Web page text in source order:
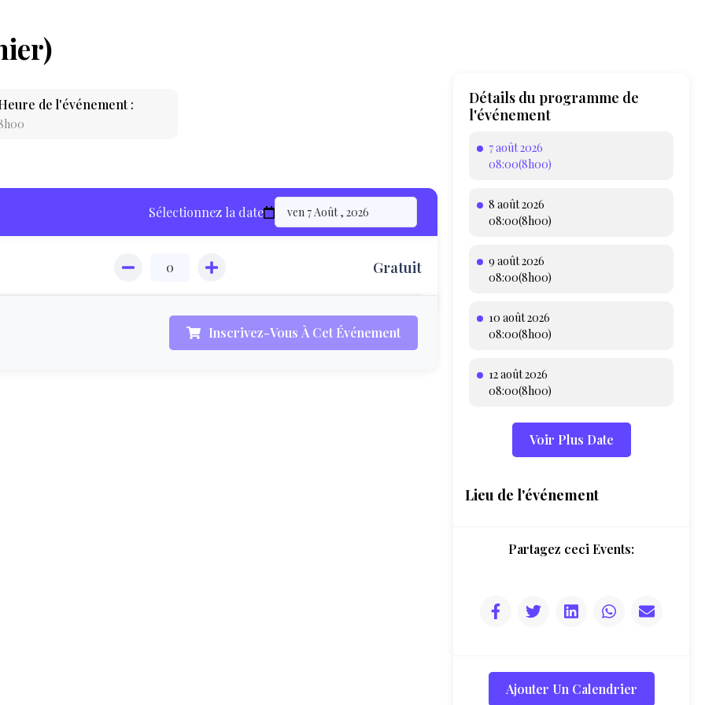
LOCATION
HÉBERGEMENT
de l'événement :
Sélectionnez la date
Gratuit
Inscrivez-Vous À Cet Événement
Détails du programme de
l'événement
7 août 2026
08:00(8h00)
8 août 2026
08:00(8h00)
9 août 2026
08:00(8h00)
10 août 2026
08:00(8h00)
12 août 2026
08:00(8h00)
Voir Plus Date
Lieu de l'événement
Partagez ceci Events:
Ajouter Un Calendrier